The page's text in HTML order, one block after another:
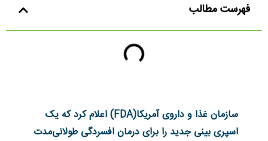
فهرست مطالب
سازمان غذا و داروی آمریکا(FDA) اعلام کرد که یک
اسپری بینی جدید را برای درمان افسردگی طولانی‌مدت